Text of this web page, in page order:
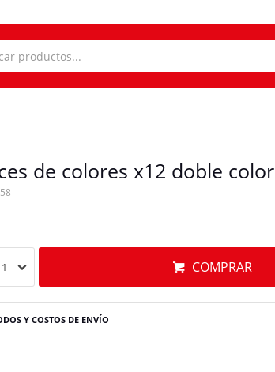
de colores x12 doble color
1 COMPRAR
Y COSTOS DE ENVÍO